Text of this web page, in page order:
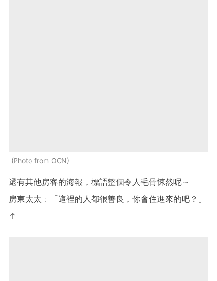
Photo from OCN
還有其他房客的海報，標語整個令人毛骨悚然呢～
房東太太：「這裡的人都很善良，你會住進來的吧？」
↑